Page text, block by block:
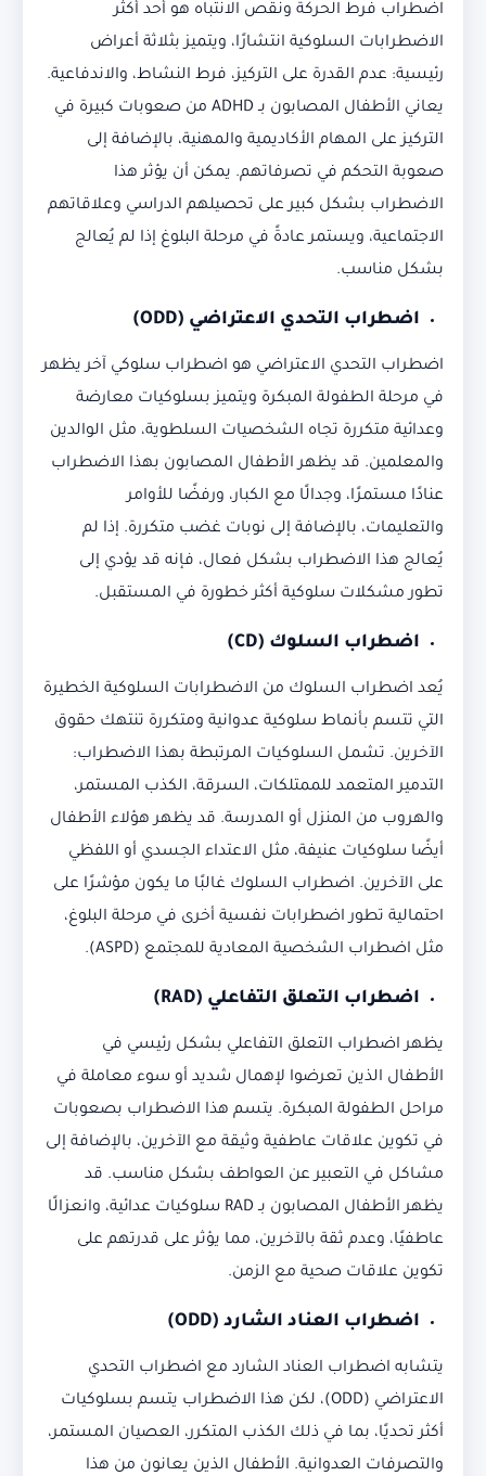
اضطراب فرط الحركة ونقص الانتباه هو أحد أكثر
الاضطرابات السلوكية انتشارًا، ويتميز بثلاثة أعراض
رئيسية: عدم القدرة على التركيز، فرط النشاط، والاندفاعية.
يعاني الأطفال المصابون بـ ADHD من صعوبات كبيرة في
التركيز على المهام الأكاديمية والمهنية، بالإضافة إلى
صعوبة التحكم في تصرفاتهم. يمكن أن يؤثر هذا
الاضطراب بشكل كبير على تحصيلهم الدراسي وعلاقاتهم
الاجتماعية، ويستمر عادةً في مرحلة البلوغ إذا لم يُعالج
بشكل مناسب.
اضطراب التحدي الاعتراضي (ODD)
اضطراب التحدي الاعتراضي هو اضطراب سلوكي آخر يظهر
في مرحلة الطفولة المبكرة ويتميز بسلوكيات معارضة
وعدائية متكررة تجاه الشخصيات السلطوية، مثل الوالدين
والمعلمين. قد يظهر الأطفال المصابون بهذا الاضطراب
عنادًا مستمرًا، وجدالًا مع الكبار، ورفضًا للأوامر
والتعليمات، بالإضافة إلى نوبات غضب متكررة. إذا لم
يُعالج هذا الاضطراب بشكل فعال، فإنه قد يؤدي إلى
تطور مشكلات سلوكية أكثر خطورة في المستقبل.
اضطراب السلوك (CD)
يُعد اضطراب السلوك من الاضطرابات السلوكية الخطيرة
التي تتسم بأنماط سلوكية عدوانية ومتكررة تنتهك حقوق
الآخرين. تشمل السلوكيات المرتبطة بهذا الاضطراب:
التدمير المتعمد للممتلكات، السرقة، الكذب المستمر،
والهروب من المنزل أو المدرسة. قد يظهر هؤلاء الأطفال
أيضًا سلوكيات عنيفة، مثل الاعتداء الجسدي أو اللفظي
على الآخرين. اضطراب السلوك غالبًا ما يكون مؤشرًا على
احتمالية تطور اضطرابات نفسية أخرى في مرحلة البلوغ،
مثل اضطراب الشخصية المعادية للمجتمع (ASPD).
اضطراب التعلق التفاعلي (RAD)
يظهر اضطراب التعلق التفاعلي بشكل رئيسي في
الأطفال الذين تعرضوا لإهمال شديد أو سوء معاملة في
مراحل الطفولة المبكرة. يتسم هذا الاضطراب بصعوبات
في تكوين علاقات عاطفية وثيقة مع الآخرين، بالإضافة إلى
مشاكل في التعبير عن العواطف بشكل مناسب. قد
يظهر الأطفال المصابون بـ RAD سلوكيات عدائية، وانعزالًا
عاطفيًا، وعدم ثقة بالآخرين، مما يؤثر على قدرتهم على
تكوين علاقات صحية مع الزمن.
اضطراب العناد الشارد (ODD)
يتشابه اضطراب العناد الشارد مع اضطراب التحدي
الاعتراضي (ODD)، لكن هذا الاضطراب يتسم بسلوكيات
أكثر تحديًا، بما في ذلك الكذب المتكرر، العصيان المستمر،
والتصرفات العدوانية. الأطفال الذين يعانون من هذا